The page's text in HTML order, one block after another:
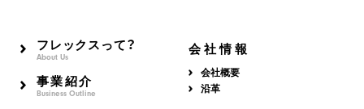
フレックスって？
About Us
事業紹介
Business Outline
会社情報
会社概要
沿革